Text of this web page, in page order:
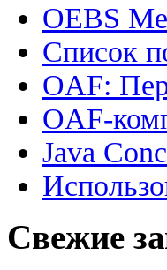
OEBS
Список
OAF:
OAF-
Java
Свежие